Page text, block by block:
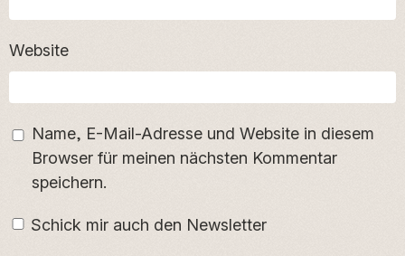
Website
Name, E-Mail-Adresse und Website in diesem
Browser für meinen nächsten Kommentar
speichern.
Schick mir auch den Newsletter